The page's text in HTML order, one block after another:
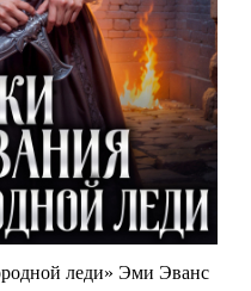
леди» Эми Эванс